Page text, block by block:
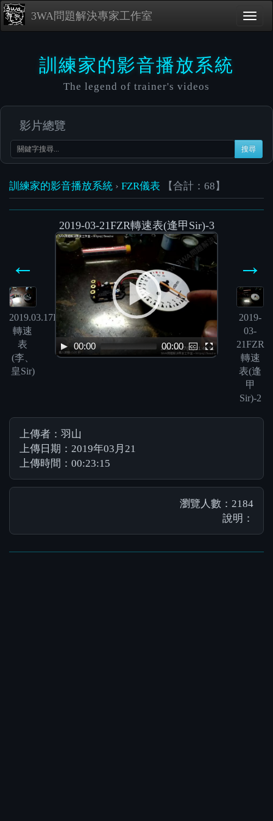
3WA問題解決專家工作室
訓練家的影音播放系統
The legend of trainer's videos
影片總覽
搜尋
訓練家的影音播放系統 › FZR儀表 【合計：68】
2019-03-21FZR轉速表(逢甲Sir)-3
←
2019.03.17FZR
轉速
表
(李、
皇Sir)
Video
Player
00:00 00:00
→
2019-
03-
21FZR
轉速
表(逢
甲
Sir)-2
上傳者：羽山
上傳日期：2019年03月21
上傳時間：00:23:15
瀏覽人數：2184
說明：